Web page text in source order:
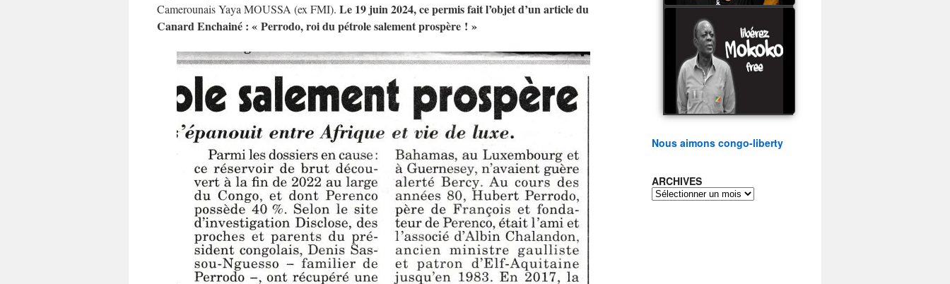
Camerounais Yaya MOUSSA (ex FMI). Le 19 juin 2024, ce permis fait l’objet d’un article du
Canard Enchainé : « Perrodo, roi du pétrole salement prospère ! »
Le Général Mokoko est
l'unique légitimité
présidentielle du peuple
congolais
watch video
Nous aimons congo-liberty
ARCHIVES
ARCHIVES